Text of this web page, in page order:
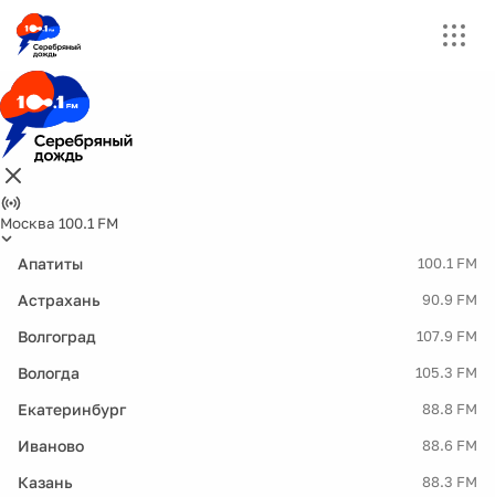
Москва 100.1 FM
Апатиты 100.1 FM
Астрахань 90.9 FM
Волгоград 107.9 FM
Вологда 105.3 FM
Екатеринбург 88.8 FM
Иваново 88.6 FM
Казань 88.3 FM